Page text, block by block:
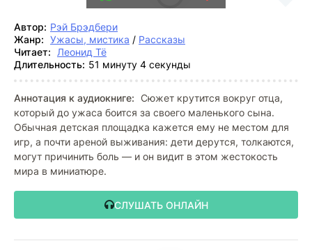
Автор: Рэй Брэдбери
Жанр: Ужасы, мистика / Рассказы
Читает:
Леонид Тё
Длительность: 51 минуту 4 секунды
Аннотация к аудиокниге: Сюжет крутится вокруг отца,
который до ужаса боится за своего маленького сына.
Обычная детская площадка кажется ему не местом для
игр, а почти ареной выживания: дети дерутся, толкаются,
могут причинить боль — и он видит в этом жестокость
мира в миниатюре.
СЛУШАТЬ ОНЛАЙН